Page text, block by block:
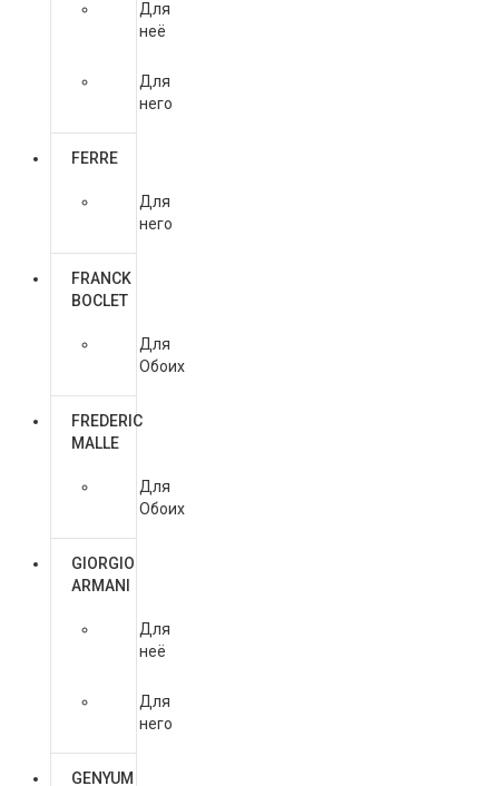
Для
неё
Для
него
FERRE
Для
него
FRANCK
BOCLET
Для
Обоих
FREDERIC
MALLE
Для
Обоих
GIORGIO
ARMANI
Для
неё
Для
него
GENYUM